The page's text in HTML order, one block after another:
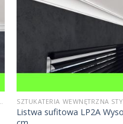
Listwa sufitowa LP2A